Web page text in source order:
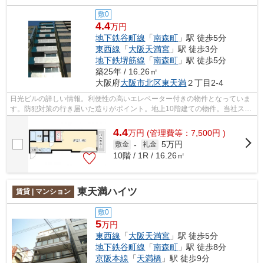
敷0
4.4万円
地下鉄谷町線 「南森町 」駅 徒歩5分
東西線 「大阪天満宮 」駅 徒歩3分
地下鉄堺筋線 「南森町 」駅 徒歩5分
築25年 / 16.26㎡
大阪府大阪市北区東天満２丁目2-4
日光ビルの詳しい情報。利便性の高いエレベーター付きの物件となっていま
す。防犯対策の行き届いた造りがポイント。地上10階建ての物件。当社スタ
ッフが地域の賃貸情報をご提供いたし...
4.4万円 (管理費等：7,500円 )
敷金 - 礼金 5万円
10階 / 1R / 16.26㎡
賃貸 | マンション 東天満ハイツ
敷0
5万円
東西線 「大阪天満宮 」駅 徒歩5分
地下鉄谷町線 「南森町 」駅 徒歩8分
京阪本線 「天満橋 」駅 徒歩9分